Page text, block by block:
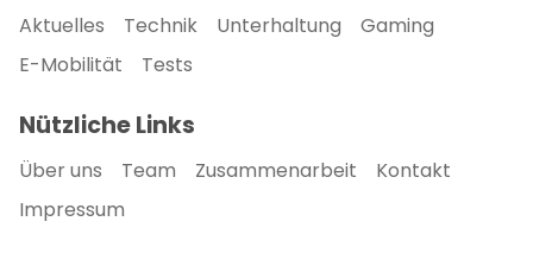
Aktuelles Technik Unterhaltung
Gaming
E-Mobilität
Tests
Nützliche Links
Über uns Team Zusammenarbeit
Kontakt
Impressum